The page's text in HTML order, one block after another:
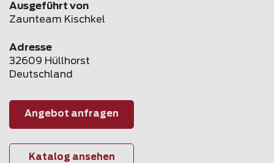
Ausgeführt von
Zaunteam Kischkel
Adresse
32609 Hüllhorst
Deutschland
Angebot anfragen
Katalog ansehen